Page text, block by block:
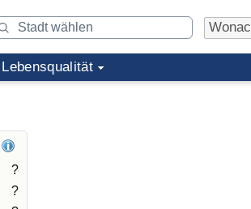
Lebensqualität
?
?